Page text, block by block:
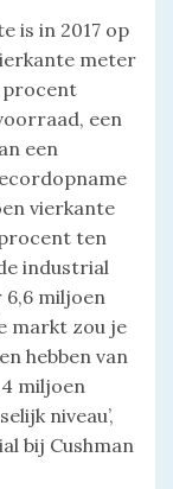
is in 2017 op
meter
procent
een
een
vierkante
ten
industrial
miljoen
markt zou je
hebben van
miljoen
niveau’,
bij Cushman